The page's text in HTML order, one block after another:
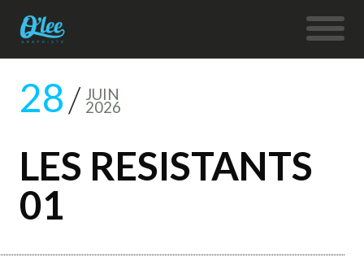
28 JUIN
2026
LES RESISTANTS
01